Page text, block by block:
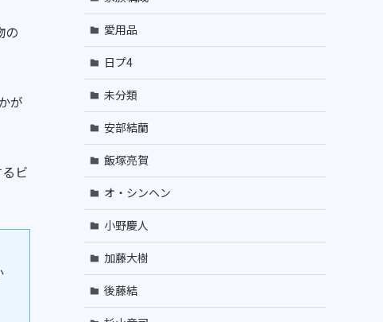
の
が
ビ
愛用品
日プ4
未分類
安部結蘭
飯塚亮賀
オ・シンヘン
小野慶人
加藤大樹
後藤結